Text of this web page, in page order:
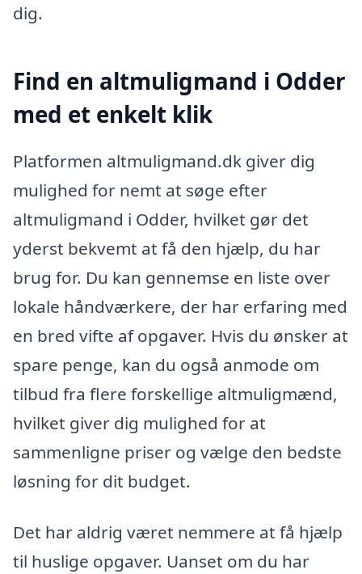
dig.
Find en altmuligmand i Odder
med et enkelt klik
Platformen altmuligmand.dk giver dig
mulighed for nemt at søge efter
altmuligmand i Odder, hvilket gør det
yderst bekvemt at få den hjælp, du har
brug for. Du kan gennemse en liste over
lokale håndværkere, der har erfaring med
en bred vifte af opgaver. Hvis du ønsker at
spare penge, kan du også anmode om
tilbud fra flere forskellige altmuligmænd,
hvilket giver dig mulighed for at
sammenligne priser og vælge den bedste
løsning for dit budget.
Det har aldrig været nemmere at få hjælp
til huslige opgaver. Uanset om du har